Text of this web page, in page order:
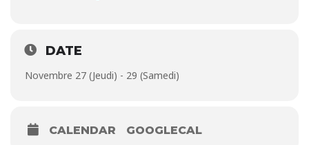
DATE
Novembre 27 (Jeudi) - 29 (Samedi)
CALENDAR GOOGLECAL